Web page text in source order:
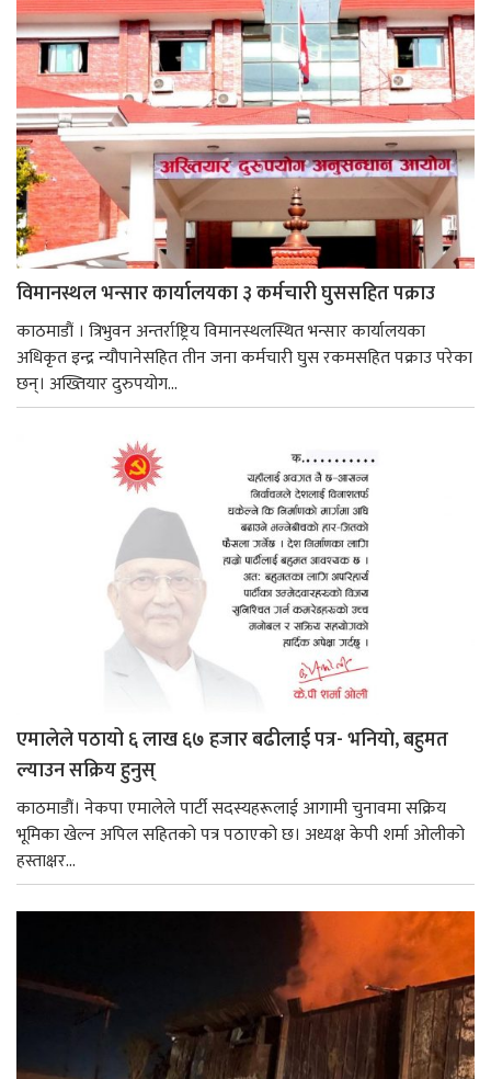
विमानस्थल भन्सार कार्यालयका ३ कर्मचारी घुससहित पक्राउ
काठमाडौं । त्रिभुवन अन्तर्राष्ट्रिय विमानस्थलस्थित भन्सार कार्यालयका
अधिकृत इन्द्र न्यौपानेसहित तीन जना कर्मचारी घुस रकमसहित पक्राउ परेका
छन्। अख्तियार दुरुपयोग...
एमालेले पठायो ६ लाख ६७ हजार बढीलाई पत्र- भनियाे, बहुमत
ल्याउन सक्रिय हुनुस्
काठमाडौं। नेकपा एमालेले पार्टी सदस्यहरूलाई आगामी चुनावमा सक्रिय
भूमिका खेल्न अपिल सहितको पत्र पठाएको छ। अध्यक्ष केपी शर्मा ओलीको
हस्ताक्षर...